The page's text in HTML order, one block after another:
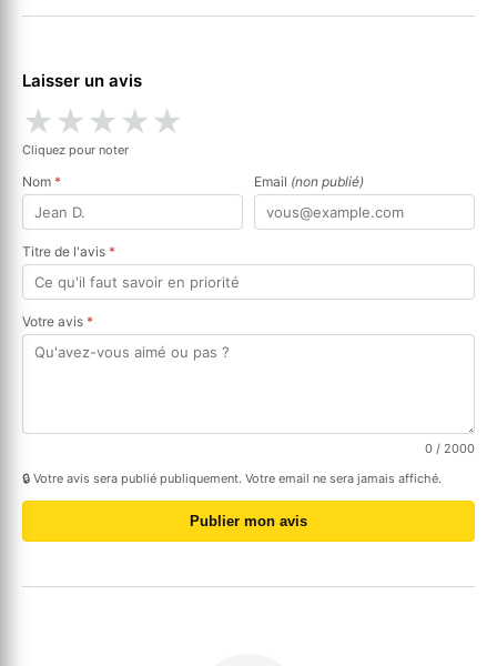
Laisser un avis
★★★★★
Cliquez pour noter
Nom * Email (non publié)
Titre de l'avis *
Votre avis *
0 / 2000
🔒 Votre avis sera publié publiquement. Votre email ne sera jamais affiché.
Publier mon avis